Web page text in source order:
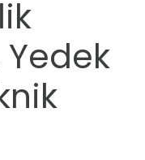
Yedek